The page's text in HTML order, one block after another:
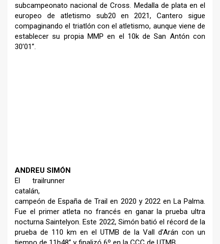
subcampeonato nacional de Cross. Medalla de plata en el
europeo de atletismo sub20 en 2021, Canterosigue
compaginando el triatlón con el atletismo, aunque viene de
establecer su propia MMP en el 10kde San Antón con
30’01”.
ANDREU SIMÓN
El trailrunner
catalán,
campeónde España de Trail en 2020 y 2022 en La Palma.
Fue el primer atletano francés en ganar la pruebaultra
nocturna Saintelyon. Este 2022, Simón batió el récord dela
prueba de 110 km en el UTMB de la Vall d’Arán con un